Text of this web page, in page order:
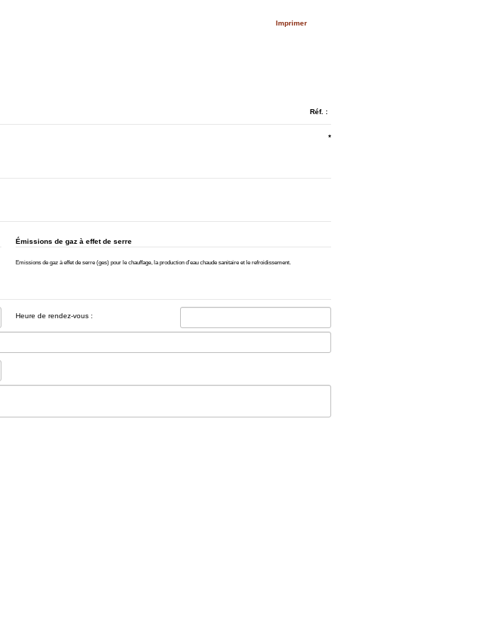
Imprimer
Réf. :
*
Émissions de gaz à effet de serre
Emissions de gaz à effet de serre (ges) pour le chauffage, la production d’eau chaude sanitaire et le refroidissement.
Heure de rendez-vous :